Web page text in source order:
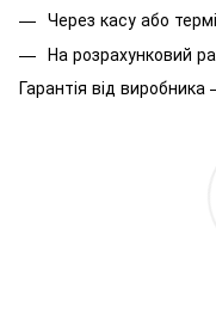
Через касу або
На розрахунковий
Гарантія від виробника